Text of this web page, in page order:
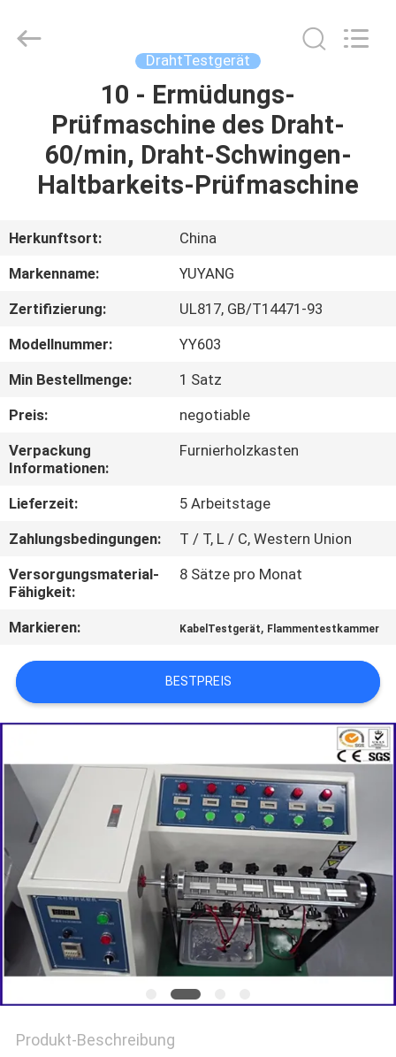
PRODUKTE
SHOW
UNS
FABRIK-
AUSFLUG
TRETEN
SIE
MIT
IN
VERBINDUNG
NACHRICHTEN
FORDERN
SIE EIN
ZITAT
SITEMAP
DATENSCHUTZRICHTLINIE
LTD.
DrahtTestgerät
10 - Ermüdungs-
Prüfmaschine des Draht-
60/min, Draht-Schwingen-
Haltbarkeits-Prüfmaschine
Herkunftsort:
China
Markenname:
YUYANG
Zertifizierung:
UL817, GB/T14471-93
Modellnummer:
YY603
Min Bestellmenge:
1 Satz
Preis:
negotiable
Verpackung
Informationen:
Furnierholzkasten
Lieferzeit:
5 Arbeitstage
Zahlungsbedingungen:
T / T, L / C, Western Union
Versorgungsmaterial-
Fähigkeit:
8 Sätze pro Monat
Markieren: KabelTestgerät, Flammentestkammer
BESTPREIS
Produkt-Beschreibung